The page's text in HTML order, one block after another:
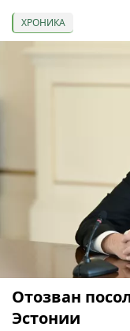
ХРОНИКА
Отозван
Эстонии